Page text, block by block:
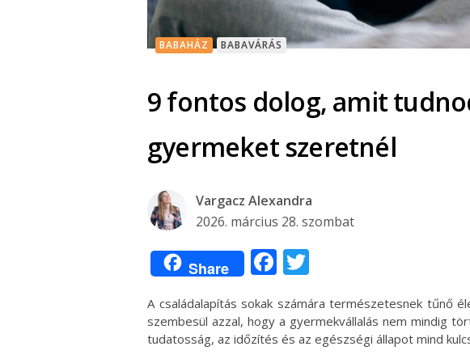
BABAHÁZ BABAVÁRÁS
9 fontos dolog, amit
gyermeket szeretnél
Vargacz Alexandra
2026. március 28. szombat
Share Facebook
A családalapítás sokak számára természetesnek tűnő
szembesül azzal, hogy a gyermekvállalás nem mindig
tudatosság, az időzítés és az egészségi állapot mind